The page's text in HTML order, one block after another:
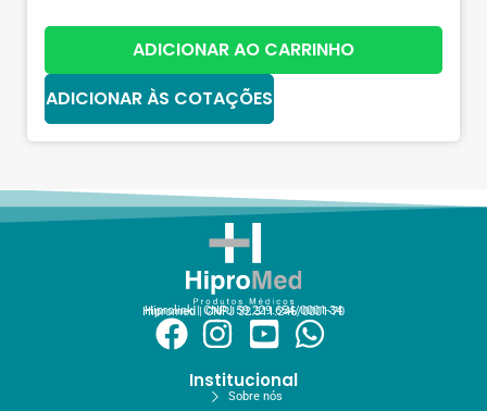
ADICIONAR AO CARRINHO
ADICIONAR ÀS COTAÇÕES
Hiprolink | CNPJ 59.229.654/0001-34
Hipromed | CNPJ 32.311.246/0001-70
Institucional
Sobre nós